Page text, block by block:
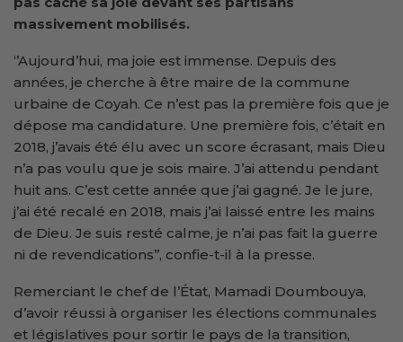
massivement mobilisés.
‘’Aujourd’hui, ma joie est immense. Depuis des
années, je cherche à être maire de la commune
urbaine de Coyah. Ce n’est pas la première fois que je
dépose ma candidature. Une première fois, c’était en
2018, j’avais été élu avec un score écrasant, mais Dieu
n’a pas voulu que je sois maire. J’ai attendu pendant
huit ans. C’est cette année que j’ai gagné. Je le jure,
j’ai été recalé en 2018, mais j’ai laissé entre les mains
de Dieu. Je suis resté calme, je n’ai pas fait la guerre
ni de revendications’’, confie-t-il à la presse.
Remerciant le chef de l’État, Mamadi Doumbouya,
d’avoir réussi à organiser les élections communales
et législatives pour sortir le pays de la transition,